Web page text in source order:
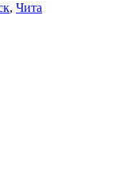
, Чита